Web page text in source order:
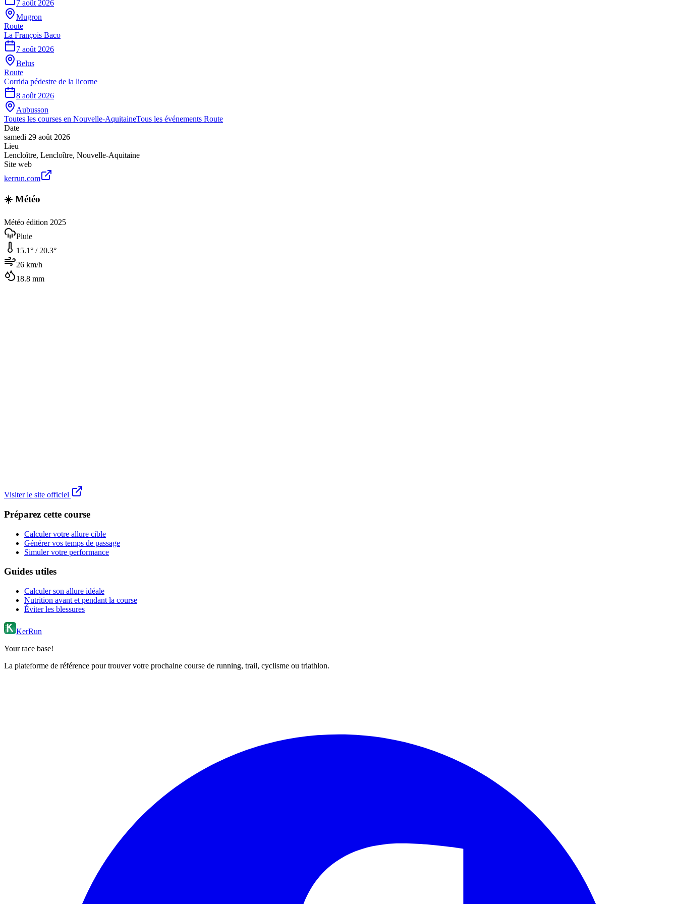
7 août 2026
Mugron
Route
La François Baco
7 août 2026
Belus
Route
Corrida pédestre de la licorne
8 août 2026
Aubusson
Toutes les courses en Nouvelle-AquitaineTous les événements Route
Date
samedi 29 août 2026
Lieu
Lencloître, Lencloître, Nouvelle-Aquitaine
Site web
kerrun.com
☀️ Météo
Météo édition 2025
Pluie
15.1° / 20.3°
26 km/h
18.8 mm
Visiter le site officiel
Préparez cette course
Calculer votre allure cible
Générer vos temps de passage
Simuler votre performance
Guides utiles
Calculer son allure idéale
Nutrition avant et pendant la course
Éviter les blessures
KerRun
Your race base!
La plateforme de référence pour trouver votre prochaine course de running, trail, cyclisme ou triathlon.